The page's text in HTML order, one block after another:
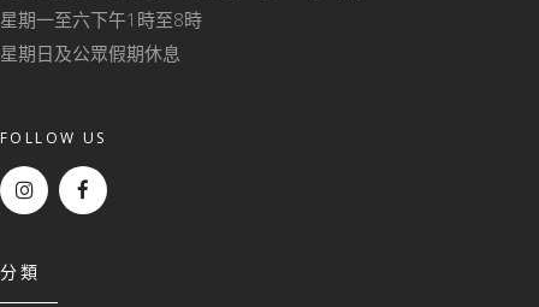
星期一至六下午1時至8時
星期日及公眾假期休息
FOLLOW US
分類